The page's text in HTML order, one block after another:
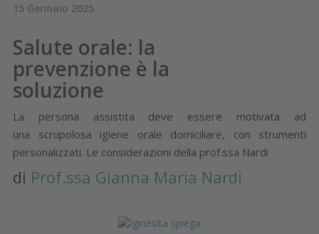
15 Gennaio 2025
Salute orale: la
prevenzione è la
soluzione
La persona assistita deve essere motivata ad
una scrupolosa igiene orale domiciliare, con strumenti
personalizzati. Le considerazioni della prof.ssa Nardi
di Prof.ssa Gianna Maria Nardi